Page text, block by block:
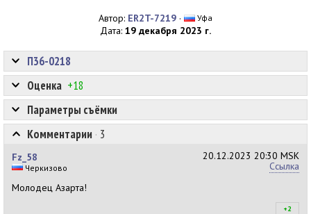
Автор: ER2T-7219 · Уфа
Дата: 19 декабря 2023 г.
Оценка +18
П36-0218
Параметры съёмки
Комментарии · 3
20.12.2023 20:30 MSK
Ссылка
Fz_58
Черкизово
Молодец Азарта!
+2